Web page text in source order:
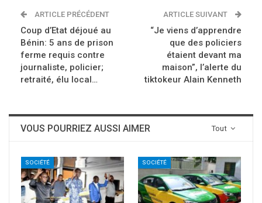
ARTICLE PRÉCÉDENT
Coup d’Etat déjoué au
Bénin: 5 ans de prison
ferme requis contre
journaliste, policier;
retraité, élu local…
ARTICLE SUIVANT
“Je viens d’apprendre
que des policiers
étaient devant ma
maison”, l’alerte du
tiktokeur Alain Kenneth
Tout
VOUS POURRIEZ AUSSI AIMER
SOCIÉTÉ SOCIÉTÉ